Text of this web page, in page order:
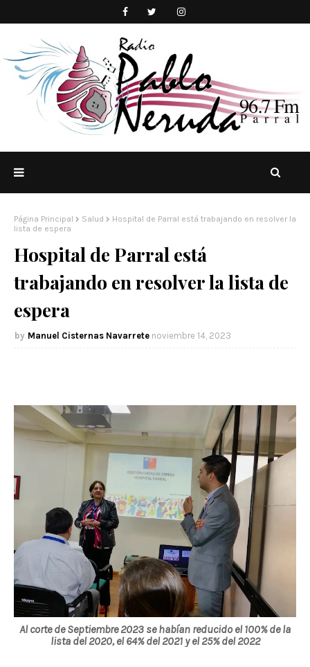
Página Principal Salud
Hospital de Parral está trabajando en resolver la
lista de espera
Hospital de Parral está
trabajando en resolver la lista de
espera
Manuel Cisternas Navarrete noviembre 14, 2023
Al corte de Septiembre 2023 se habían reducido el 100% de la
lista del 2020, el 64% del 2021 y el 25% del 2022